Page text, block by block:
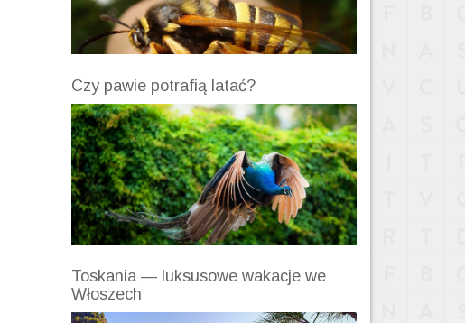
Czy pawie potrafią latać?
Toskania — luksusowe wakacje we
Włoszech